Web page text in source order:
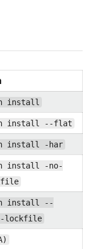
install
install --flat
install -har
install -no-
install --
lockfile